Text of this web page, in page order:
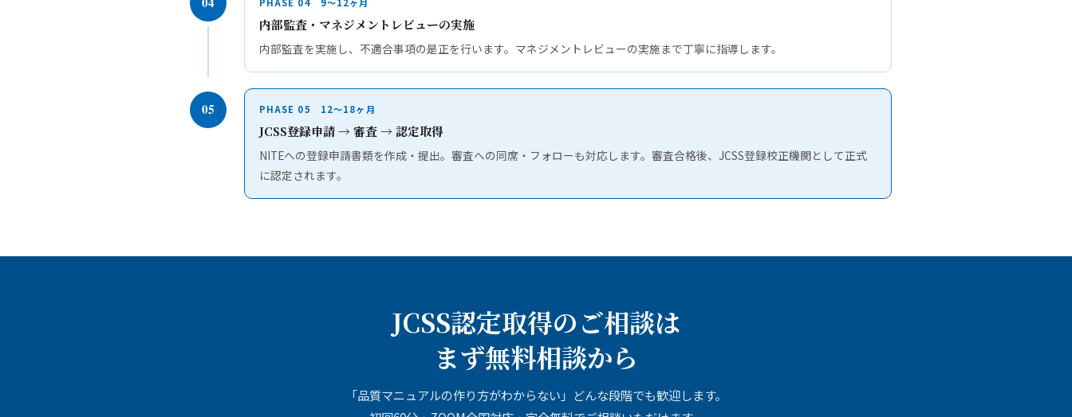
内部監査・マネジメントレビューの実施
内部監査を実施し、不適合事項の是正を行います。マネジメントレビューの実施まで丁寧に指導します。
05 PHASE 05 12〜18ヶ月
JCSS登録申請 → 審査 → 認定取得
NITEへの登録申請書類を作成・提出。審査への同席・フォローも対応します。審査合格後、JCSS登録校正機関として正式
に認定されます。
JCSS認定取得のご相談は
まず無料相談から
「品質マニュアルの作り方がわからない」どんな段階でも歓迎します。